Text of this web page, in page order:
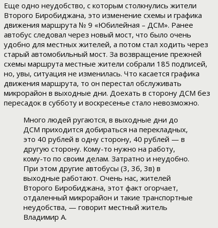
Еще одно неудобство, с которым столкнулись жители
Второго Биробиджана, это изменение схемы и графика
движения маршрута № 9 «Юбилейная – ДСМ». Ранее
автобус следовал через новый мост, что было очень
удобно для местных жителей, а потом стал ходить через
старый автомобильный мост. За возвращение прежней
схемы маршрута местные жители собрали 185 подписей,
но, увы, ситуация не изменилась. Что касается графика
движения маршрута, то он перестал обслуживать
микрорайон в выходные дни. Доехать в сторону ДСМ без
пересадок в субботу и воскресенье стало невозможно.
Много людей ругаются, в выходные дни до
ДСМ приходится добираться на перекладных,
это 40 рублей в одну сторону, 40 рублей — в
другую сторону. Кому-то нужно на работу,
кому-то по своим делам. Затратно и неудобно.
При этом другие автобусы (3, 3б, 3в) в
выходные работают. Очень нас, жителей
Второго Биробиджана, этот факт огорчает,
отдаленный микрорайон и такие транспортные
неудобства, — говорит местный житель
Владимир А.